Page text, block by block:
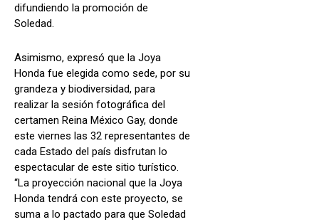
difundiendo la promoción de
Soledad.
Asimismo, expresó que la Joya
Honda fue elegida como sede, por su
grandeza y biodiversidad, para
realizar la sesión fotográfica del
certamen Reina México Gay, donde
este viernes las 32 representantes de
cada Estado del país disfrutan lo
espectacular de este sitio turístico.
“La proyección nacional que la Joya
Honda tendrá con este proyecto, se
suma a lo pactado para que Soledad